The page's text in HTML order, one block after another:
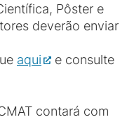
Pôster e
deverão enviar
aqui
e consulte
contará com